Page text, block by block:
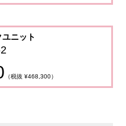
ニット
（税抜 ¥468,300）